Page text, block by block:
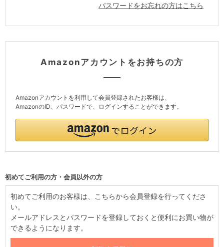
パスワードをお忘れの方はこちら
Amazonアカウントをお持ちの方
Amazonアカウントを利用して会員登録されたお客様は、
AmazonのID、パスワードで、ログインすることができます。
初めてご利用の方・会員以外の方
初めてご利用のお客様は、こちらから会員登録を行ってくださ
い。
メールアドレスとパスワードを登録しておくと便利にお買い物が
できるようになります。